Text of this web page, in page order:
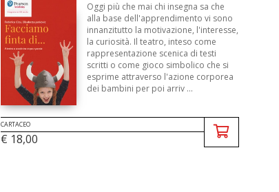
Oggi più che mai chi insegna sa che
alla base dell'apprendimento vi sono
innanzitutto la motivazione, l'interesse,
la curiosità. Il teatro, inteso come
rappresentazione scenica di testi
scritti o come gioco simbolico che si
esprime attraverso l'azione corporea
dei bambini per poi arriv ...
CARTACEO
€ 18,00